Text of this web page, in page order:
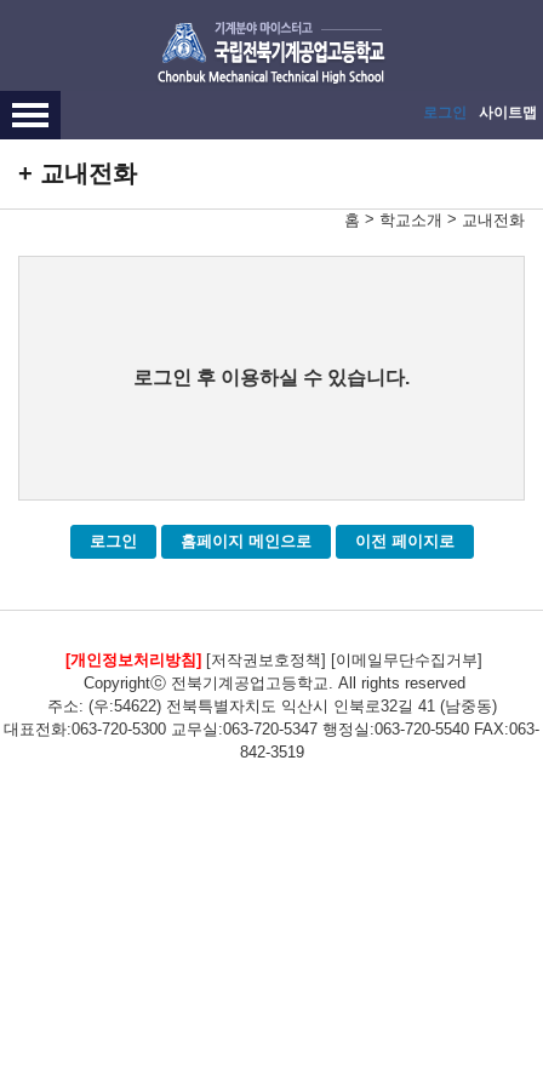
로그인 사이트맵
교내전화
홈 > 학교소개 > 교내전화
로그인 후 이용하실 수 있습니다.
로그인 홈페이지 메인으로 이전 페이지로
[개인정보처리방침] [저작권보호정책] [이메일무단수집거부]
Copyrightⓒ 전북기계공업고등학교. All rights reserved
주소: (우:54622) 전북특별자치도 익산시 인북로32길 41 (남중동)
대표전화:063-720-5300 교무실:063-720-5347 행정실:063-720-5540 FAX:063-
842-3519